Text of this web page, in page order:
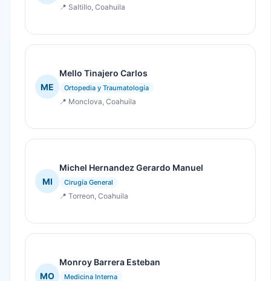
📍 Saltillo, Coahuila
ME
Mello Tinajero Carlos
Ortopedia y Traumatología
📍 Monclova, Coahuila
MI
Michel Hernandez Gerardo Manuel
Cirugía General
📍 Torreon, Coahuila
MO
Monroy Barrera Esteban
Medicina Interna